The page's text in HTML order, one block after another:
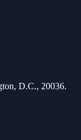
D.C., 20036.